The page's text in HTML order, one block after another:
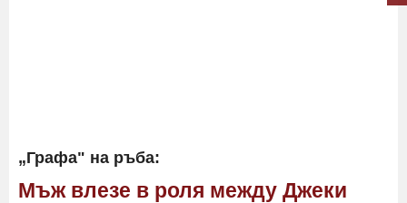
„Графа" на ръба:
Мъж влезе в роля между Джеки